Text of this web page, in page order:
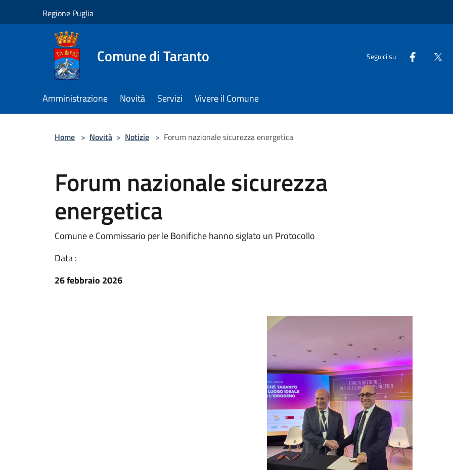
Regione Puglia
Comune di Taranto Seguici su
Amministrazione Novità Servizi Vivere il Comune
Home > Novità > Notizie > Forum nazionale sicurezza energetica
Forum nazionale sicurezza
energetica
Comune e Commissario per le Bonifiche hanno siglato un Protocollo
Data :
26 febbraio 2026